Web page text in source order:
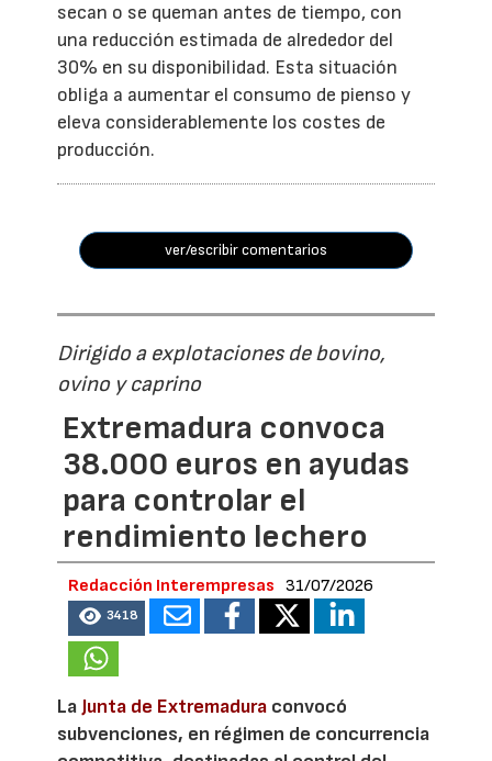
secan o se queman antes de tiempo, con
una reducción estimada de alrededor del
30% en su disponibilidad. Esta situación
obliga a aumentar el consumo de pienso y
eleva considerablemente los costes de
producción.
ver/escribir comentarios
Dirigido a explotaciones de bovino,
ovino y caprino
Extremadura convoca
38.000 euros en ayudas
para controlar el
rendimiento lechero
Redacción Interempresas 31/07/2026
3418
La Junta de Extremadura convocó
subvenciones, en régimen de concurrencia